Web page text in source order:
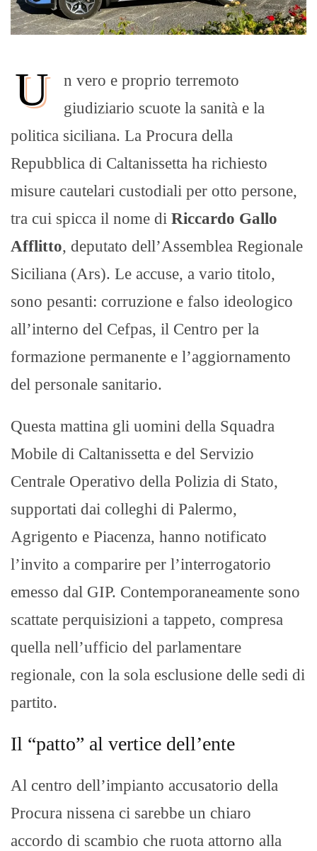
U
n vero e proprio terremoto
giudiziario scuote la sanità e la
politica siciliana. La Procura della
Repubblica di Caltanissetta ha richiesto
misure cautelari custodiali per otto persone,
tra cui spicca il nome di Riccardo Gallo
Afflitto, deputato dell’Assemblea Regionale
Siciliana (Ars). Le accuse, a vario titolo,
sono pesanti: corruzione e falso ideologico
all’interno del Cefpas, il Centro per la
formazione permanente e l’aggiornamento
del personale sanitario.
Questa mattina gli uomini della Squadra
Mobile di Caltanissetta e del Servizio
Centrale Operativo della Polizia di Stato,
supportati dai colleghi di Palermo,
Agrigento e Piacenza, hanno notificato
l’invito a comparire per l’interrogatorio
emesso dal GIP. Contemporaneamente sono
scattate perquisizioni a tappeto, compresa
quella nell’ufficio del parlamentare
regionale, con la sola esclusione delle sedi di
partito.
Il “patto” al vertice dell’ente
Al centro dell’impianto accusatorio della
Procura nissena ci sarebbe un chiaro
accordo di scambio che ruota attorno alla